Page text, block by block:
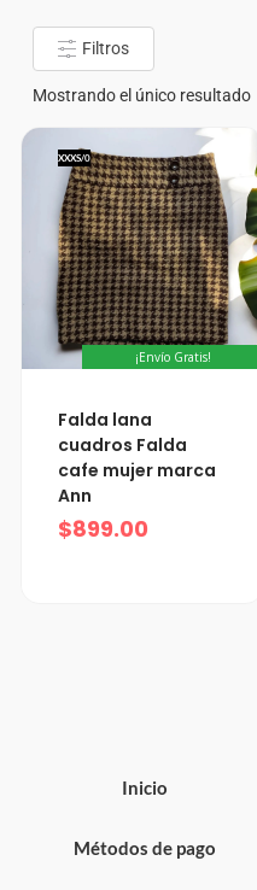
Filtros
Mostrando el único resultado
XXXS/0
¡Envío Gratis!
Falda lana
cuadros Falda
cafe mujer marca
Ann
$899.00
Inicio
Métodos de pago